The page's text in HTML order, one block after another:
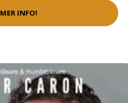
MER INFO!